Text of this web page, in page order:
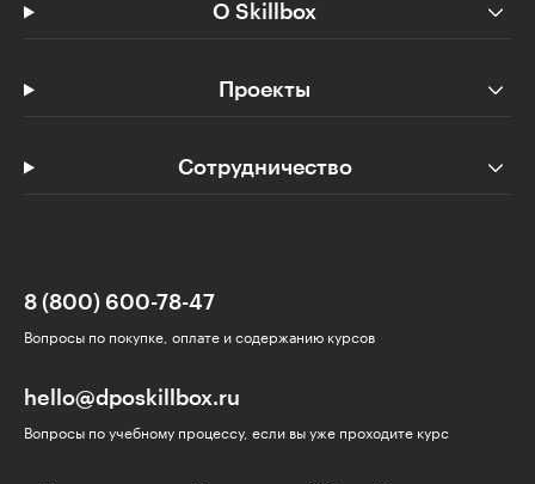
О Skillbox
Проекты
Сотрудничество
8 (800) 600-78-47
Вопросы по покупке, оплате и содержанию курсов
hello@dposkillbox.ru
Вопросы по учебному процессу, если вы уже проходите курс